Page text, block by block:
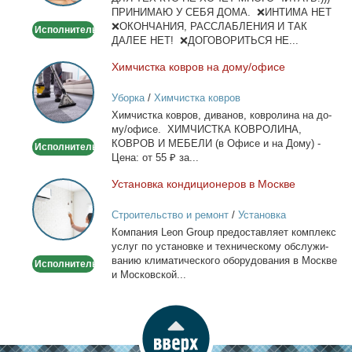
Исполнитель
ПРИНИМАЮ У СЕБЯ ДОМА. ❌ИНТИМА НЕТ
❌ОКОНЧАНИЯ, РАССЛАБЛЕНИЯ И ТАК
ДАЛЕЕ НЕТ! ❌ДОГОВОРИТЬСЯ НЕ...
Химчистка
ковров
на
дому/
Исполнитель
Хим­чист­ка ков­ров на до­му/офи­се
Уборка/ Химчистка ковров
Хим­чист­ка ков­ров, ди­ва­нов, ков­ро­ли­на на до­
му/офи­се. ХИМЧИСТКА КОВРОЛИНА,
КОВРОВ И МЕБЕЛИ (в Офи­се и на До­му) -
Це­на: от 55 ₽ за...
Установка
кондиционеров
в
Москве
Исполнитель
Уста­нов­ка кон­ди­ци­о­не­ров в Москве
Строительство и ремонт/ Установка
кондиционеров
Ком­па­ния Leon Group предо­став­ля­ет ком­плекс
услуг по уста­нов­ке и тех­ни­че­ско­му об­слу­жи­
ва­нию кли­ма­ти­че­ско­го обо­ру­до­ва­ния в Москве
и Мос­ков­ской...